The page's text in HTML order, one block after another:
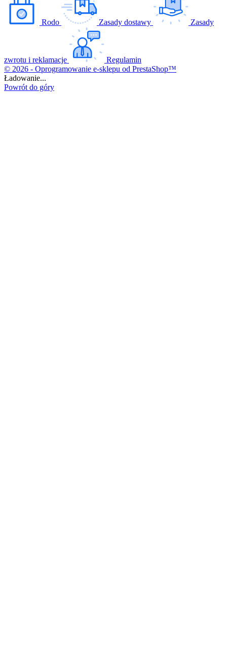
Rodo Zasady dostawy Zasady
zwrotu i reklamacje
Regulamin
© 2026 - Oprogramowanie e-sklepu od PrestaShop™
Ładowanie...
Powrót do góry